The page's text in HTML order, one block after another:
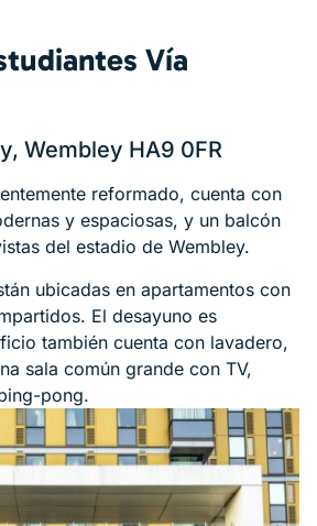
Vía
Wembley HA9 0FR
reformado, cuenta con
y espaciosas, y un balcón
del estadio de Wembley.
ubicadas en apartamentos con
El desayuno es
también cuenta con lavadero,
sala común grande con TV,
pong.